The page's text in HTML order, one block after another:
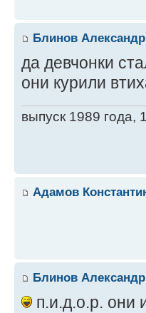
Блинов Александр
да девчонки
они курили
выпуск 1989 года,
Адамов
Блинов Александр
п.и.д.о.р.